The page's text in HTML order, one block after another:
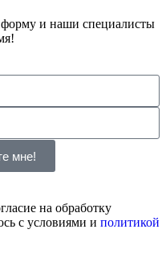
и наши специалисты
мне!
на обработку
с условиями и политикой